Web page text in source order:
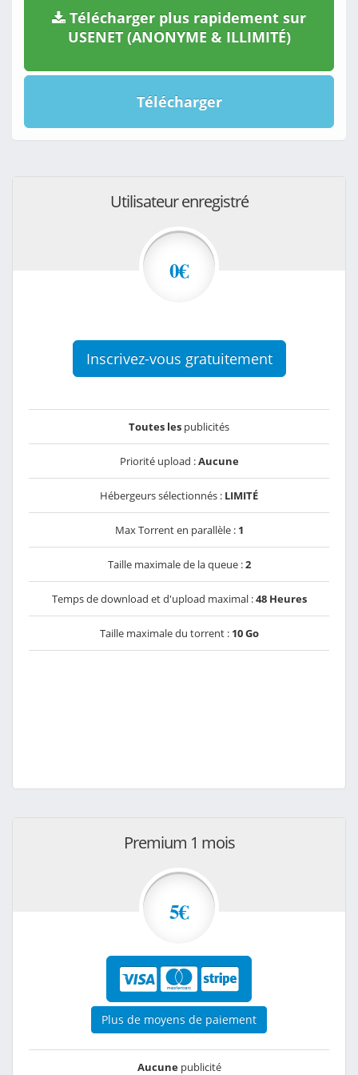
Télécharger plus rapidement sur
USENET (ANONYME & ILLIMITÉ)
Télécharger
Utilisateur enregistré
0€
Inscrivez-vous gratuitement
Toutes les publicités
Priorité upload :Aucune
Hébergeurs sélectionnés : LIMITÉ
Max Torrent en parallèle : 1
Taille maximale de la queue :2
Temps de download et d'upload maximal :48 Heures
Taille maximale du torrent : 10 Go
Premium 1 mois
5€
Plus de moyens de paiement
Aucunepublicité